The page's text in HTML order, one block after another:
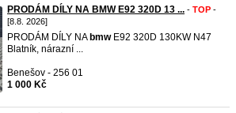
PRODÁM DÍLY NA BMW E92 320D 13 ... - TOP -
[8.8. 2026]
PRODÁM DÍLY NA bmwE92 320D 130KW N47
Blatník, nárazní ...
Benešov - 256 01
1 000 Kč